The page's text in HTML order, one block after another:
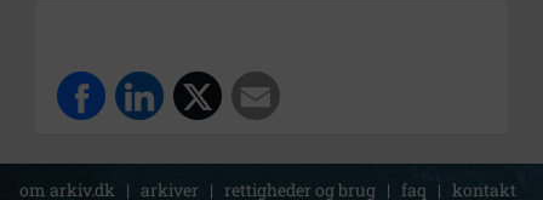
om arkiv.dk | arkiver | rettigheder og brug | faq | kontakt